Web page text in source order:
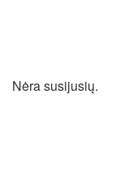
Nėra susijusių.